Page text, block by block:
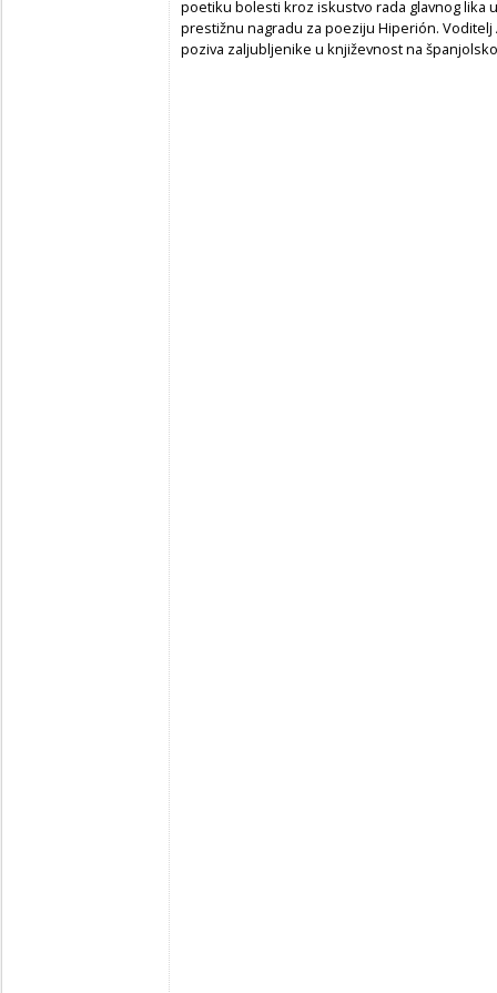
poetiku bolesti kroz iskustvo rada glavnog lika
prestižnu nagradu za poeziju Hiperión. Voditelj
poziva zaljubljenike u književnost na